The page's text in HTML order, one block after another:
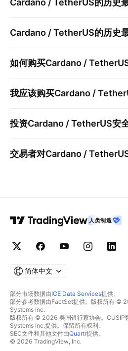
Cardano / TetherUS的历史
Cardano / TetherUS的历史
如何购买Cardano /
我应该购买Cardano /
投资Cardano / TetherUS安
交易者对Cardano /
人类制造
简体中文
部分市场数据由ICE Data Services提供。
部分参考数据由FactSet提供。版权所有 ©
Systems Inc.
版权所有 © 2026 美国银行家协会。CUSIP
Systems Inc.提供。保留所有权利。
SEC文件和其他文件由Quartr提供。
© 2026 TradingView, Inc.